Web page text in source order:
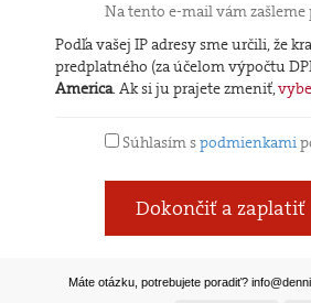
Na tento e-mail vám
Podľa vašej IP adresy sme určili, že
predplatného (za účelom výpočtu
America. Ak si ju prajete zmeniť,
Súhlasím spodmienkami
Dokončiť a zaplatiť
Máte otázku, potrebujete poradiť?